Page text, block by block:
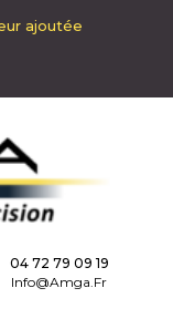
ajoutée
04 72 79 09 19
Info@amga.fr